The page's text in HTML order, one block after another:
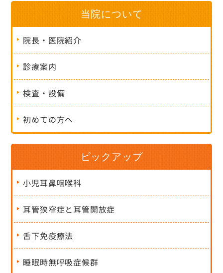
当院について
院長・医院紹介
診療案内
検査・設備
初めての方へ
ピックアップ
小児耳鼻咽喉科
耳管狭窄症と耳管開放症
舌下免疫療法
睡眠時無呼吸症候群